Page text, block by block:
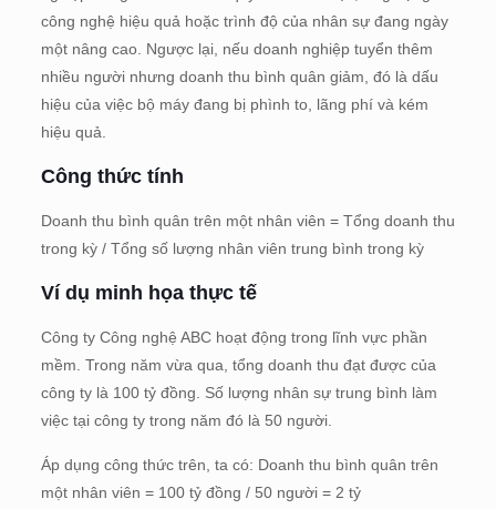
công nghệ hiệu quả hoặc trình độ của nhân sự đang ngày
một nâng cao. Ngược lại, nếu doanh nghiệp tuyển thêm
nhiều người nhưng doanh thu bình quân giảm, đó là dấu
hiệu của việc bộ máy đang bị phình to, lãng phí và kém
hiệu quả.
Công thức tính
Doanh thu bình quân trên một nhân viên = Tổng doanh thu
trong kỳ / Tổng số lượng nhân viên trung bình trong kỳ
Ví dụ minh họa thực tế
Công ty Công nghệ ABC hoạt động trong lĩnh vực phần
mềm. Trong năm vừa qua, tổng doanh thu đạt được của
công ty là 100 tỷ đồng. Số lượng nhân sự trung bình làm
việc tại công ty trong năm đó là 50 người.
Áp dụng công thức trên, ta có: Doanh thu bình quân trên
một nhân viên = 100 tỷ đồng / 50 người = 2 tỷ